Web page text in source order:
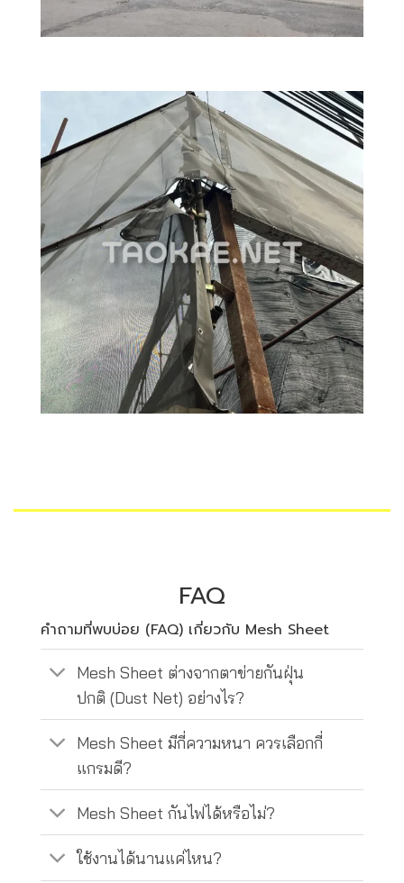
FAQ
คำถามที่พบบ่อย (FAQ) เกี่ยวกับ Mesh Sheet
Mesh Sheet ต่างจากตาข่ายกันฝุ่น
ปกติ (Dust Net) อย่างไร?
Mesh Sheet มีกี่ความหนา ควรเลือกกี่
แกรมดี?
Mesh Sheet กันไฟได้หรือไม่?
ใช้งานได้นานแค่ไหน?